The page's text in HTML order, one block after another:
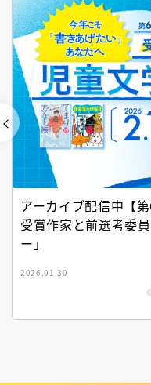
アーカイブ配信中【
受賞作家と前選考委
ー」
2026.01.30